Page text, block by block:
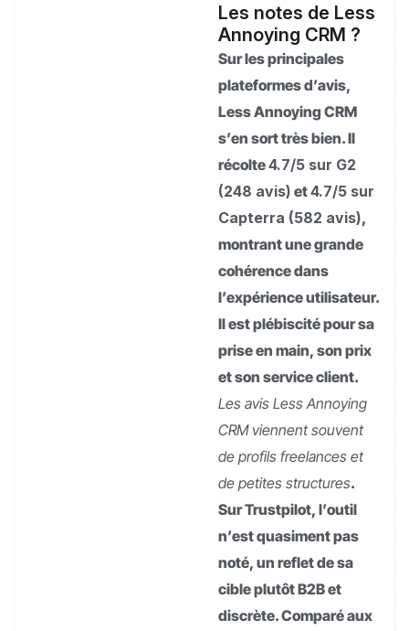
Les notes de Less
Annoying CRM ?
Sur les principales
plateformes d’avis,
Less Annoying CRM
s’en sort très bien. Il
récolte4.7/5 sur G2
(248 avis) et4.7/5 sur
Capterra (582 avis),
montrant une grande
cohérence dans
l’expérience utilisateur.
Il est plébiscité pour sa
prise en main, son prix
et son service client.
Les avis Less Annoying
CRM viennent souvent
de profils freelances et
de petites structures.
Sur Trustpilot, l’outil
n’est quasiment pas
noté, un reflet de sa
cible plutôt B2B et
discrète. Comparé aux